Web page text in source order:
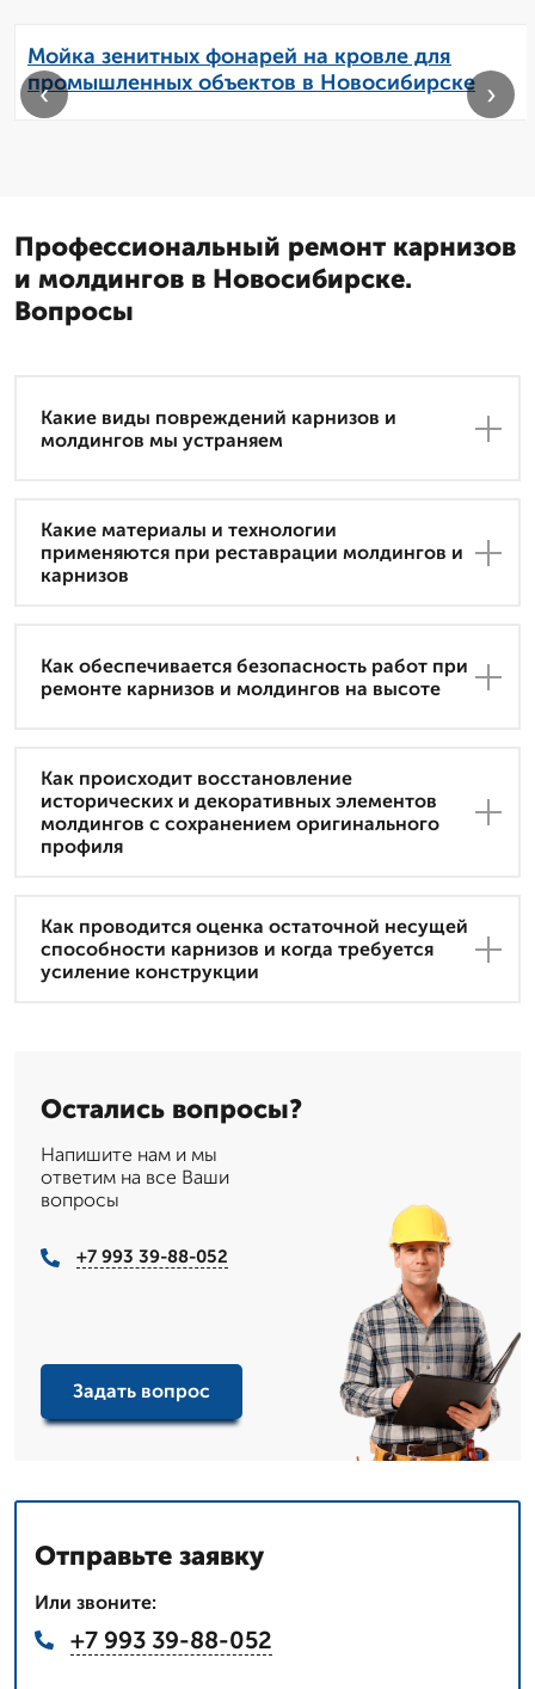
Мойка зенитных фонарей на кровле для
промышленных объектов в Новосибирске
‹ ›
Профессиональный ремонт карнизов
и молдингов в Новосибирске.
Вопросы
Какие виды повреждений карнизов и
молдингов мы устраняем
Какие материалы и технологии
применяются при реставрации молдингов и
карнизов
Как обеспечивается безопасность работ при
ремонте карнизов и молдингов на высоте
Как происходит восстановление
исторических и декоративных элементов
молдингов с сохранением оригинального
профиля
Как проводится оценка остаточной несущей
способности карнизов и когда требуется
усиление конструкции
Остались вопросы?
Напишите нам и мы
ответим на все Ваши
вопросы
+7 993 39-88-052
Задать вопрос
Отправьте заявку
Или звоните:
+7 993 39-88-052